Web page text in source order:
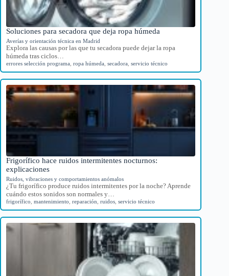
Soluciones para secadora que deja ropa húmeda
Averías y orientación técnica en Madrid
Explora las causas por las que tu secadora puede dejar la ropa
húmeda tras ciclos…
errores selección programa ropa húmeda secadora servicio técnico
Frigorífico hace ruidos intermitentes nocturnos:
explicaciones
Ruidos, vibraciones y comportamientos anómalos
¿Tu frigorífico produce ruidos intermitentes por la noche? Aprende
cuándo estos sonidos son normales y…
frigorífico mantenimiento reparación ruidos servicio técnico